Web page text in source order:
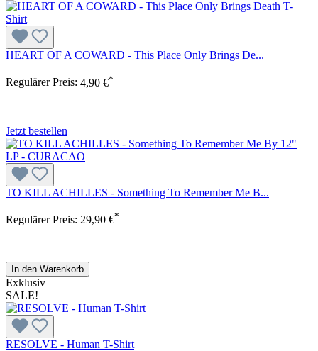
HEART OF A COWARD - This Place Only Brings De...
Regulärer Preis: 4,90 €*
Jetzt bestellen
TO KILL ACHILLES - Something To Remember Me B...
Regulärer Preis: 29,90 €*
In den Warenkorb
Exklusiv
SALE!
RESOLVE - Human T-Shirt